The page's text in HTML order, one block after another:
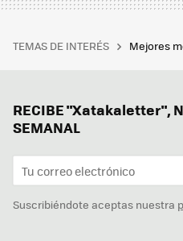
TEMAS DE INTERÉS Mejores
RECIBE "Xatakaletter",
SEMANAL
Suscribiéndote aceptas nuestra